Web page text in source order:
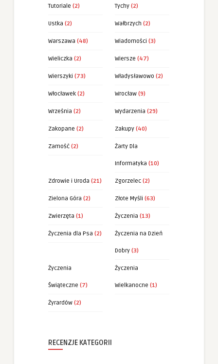
Tutoriale (2) Tychy (2)
Ustka (2) Wałbrzych (2)
Warszawa (48) Wiadomości (3)
Wieliczka (2) Wiersze (47)
Wierszyki (73) Władysławowo (2)
Włocławek (2) Wrocław (9)
Września (2) Wydarzenia (29)
Zakopane (2) Zakupy (40)
Zamość (2) Żarty Dla
Informatyka (10)
Zdrowie i Uroda (21) Zgorzelec (2)
Zielona Góra (2) Złote Myśli (63)
Zwierzęta (1) Życzenia (13)
Życzenia dla Psa (2) Życzenia na Dzień
Dobry (3)
Życzenia
Świąteczne (7)
Życzenia
Wielkanocne (1)
Żyrardów (2)
RECENZJE KATEGORII